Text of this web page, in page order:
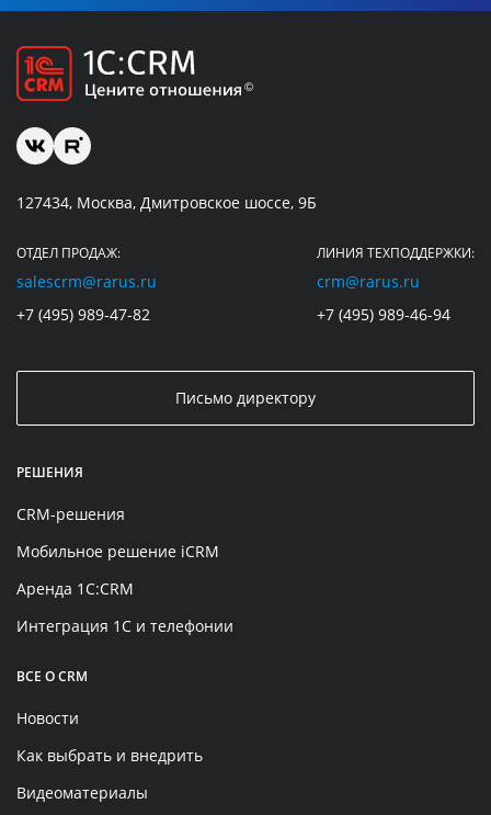
127434, Москва, Дмитровское шоссе, 9Б
ОТДЕЛ ПРОДАЖ:
salescrm@rarus.ru
+7 (495) 989-47-82
ЛИНИЯ ТЕХПОДДЕРЖКИ:
crm@rarus.ru
+7 (495) 989-46-94
Письмо директору
РЕШЕНИЯ
CRM-решения
Мобильное решение iCRM
Аренда 1C:CRM
Интеграция 1С и телефонии
ВСЕ О CRM
Новости
Как выбрать и внедрить
Видеоматериалы